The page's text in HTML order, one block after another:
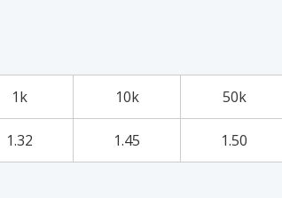
1k 10k 50k
1.32 1.45 1.50